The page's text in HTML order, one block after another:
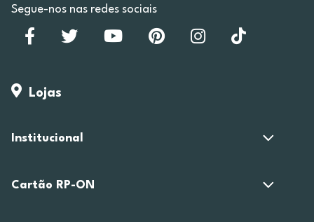
Segue-nos nas redes sociais
Lojas
Institucional
Cartão RP-ON